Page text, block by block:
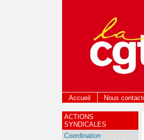
Accueil Nous
ACTIONS
SYNDICALES
Coordination